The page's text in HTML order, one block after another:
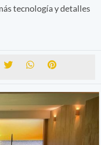
tecnología y detalles